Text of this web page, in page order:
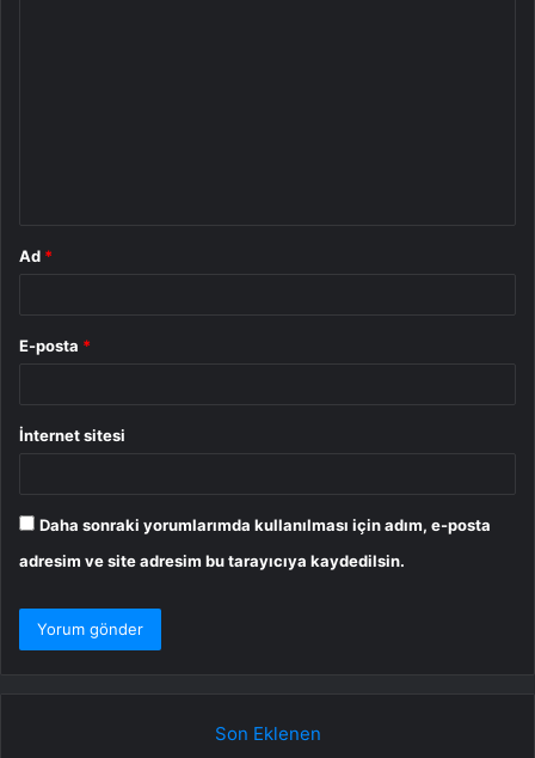
Ad *
E-posta *
İnternet sitesi
Daha sonraki yorumlarımda kullanılması için adım, e-posta
adresim ve site adresim bu tarayıcıya kaydedilsin.
Son Eklenen